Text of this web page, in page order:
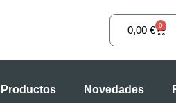
0,00 € 0
Productos Novedades